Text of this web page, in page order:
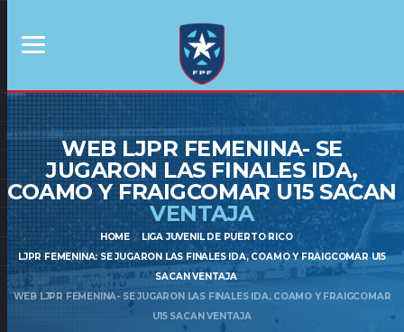
WEB LJPR FEMENINA- SE
JUGARON LAS FINALES IDA,
COAMO Y FRAIGCOMAR U15 SACAN
VENTAJA
HOME
LIGA JUVENIL DE PUERTO RICO
LJPR FEMENINA: SE JUGARON LAS FINALES IDA, COAMO Y FRAIGCOMAR U15
SACAN VENTAJA
WEB LJPR FEMENINA- SE JUGARON LAS FINALES IDA, COAMO Y FRAIGCOMAR
U15 SACAN VENTAJA